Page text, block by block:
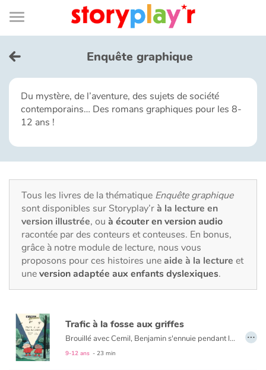
Connexion
Bibliothèque
de
page
Menu
Je me connecte
Tester gratuitement
Bibliothèque
Prix
Accueil
Contes d'ici et d'ailleurs
Fable, mythe, littérature et poésie
Ogres, monstres et sorcières
Héroïnes et héros
Enquête graphique
Du mystère, de l’aventure, des sujets de société
contemporains… Des romans graphiques pour les 8-
12 ans !
Tous les livres de la thématique Enquête graphique
sont disponibles sur Storyplay’rà la lecture en
version illustrée, ou à écouter en version audio
racontée par des conteurs et conteuses. En bonus,
grâce à notre module de lecture, nous vous
proposons pour ces histoires uneaide à la lecture et
uneversion adaptée aux enfants dyslexiques.
Trafic à la fosse aux griffes
Brouillé avec Cemil, Benjamin s'ennuie pendant les vacances. Mais quand il découvre d'étranges allées et venues près de la maison de son nouveau voisin, il court demander de l'aide à son meilleur ami. Réconciliés, les deux détectives en herbe vont mener l'enquête. Cages, cris, plumes, pots de glu... les indices s'accumulent : un odieux trafic se trame dans ce petit coin de Normandie.
9-12 ans - 23 min
…